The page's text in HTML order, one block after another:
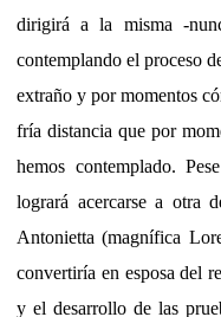
dirigirá a la misma -
contemplando el proceso
extraño y por momentos
fría distancia que por
hemos contemplado.
logrará acercarse a otra
Antonietta (magnífica
convertiría en esposa del
y el desarrollo de las